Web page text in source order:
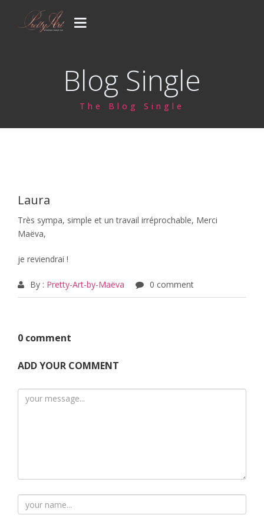
Blog
Blog Single
The Blog Single
Laura
Très sympa, simple et un travail irréprochable, Merci
Maëva,
je reviendrai !
By : Pretty-Art-by-Maëva 0 comment
0 comment
ADD YOUR COMMENT